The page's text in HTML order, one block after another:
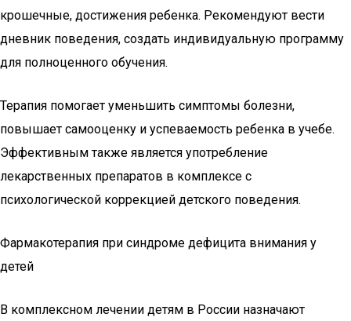
крошечные, достижения ребенка. Рекомендуют вести
дневник поведения, создать индивидуальную программу
для полноценного обучения.
Терапия помогает уменьшить симптомы болезни,
повышает самооценку и успеваемость ребенка в учебе.
Эффективным также является употребление
лекарственных препаратов в комплексе с
психологической коррекцией детского поведения.
Фармакотерапия при синдроме дефицита внимания у
детей
В комплексном лечении детям в России назначают